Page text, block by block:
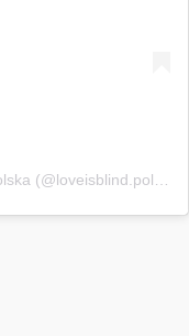
Post udostępniony przez Love Is Blind Polska (@loveisblind.polska)